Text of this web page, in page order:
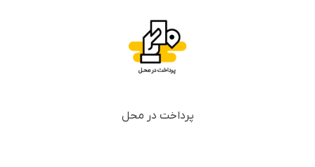
پرداخت در محل